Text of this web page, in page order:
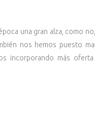
una gran alza, como
nos hemos puesto
incorporando más